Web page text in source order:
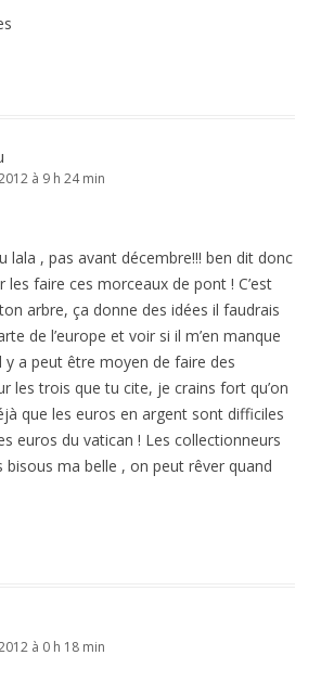
à 9 h 24 min
lala , pas avant décembre!!! ben dit donc
faire ces morceaux de pont ! C’est
arbre, ça donne des idées il faudrais
de l’europe et voir si il m’en manque
y a peut être moyen de faire des
les trois que tu cite, je crains fort qu’on
que les euros en argent sont difficiles
euros du vatican ! Les collectionneurs
bisous ma belle , on peut rêver quand
à 0 h 18 min